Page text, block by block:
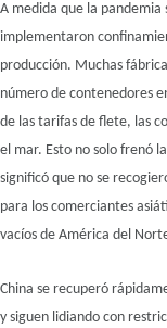
A medida que la pandemia
implementaron
producción. Muchas
número de contenedores
de las tarifas de flete, las
el mar. Esto no solo frenó
significó que no se
para los comerciantes
vacíos de América del
China se recuperó
y siguen lidiando con